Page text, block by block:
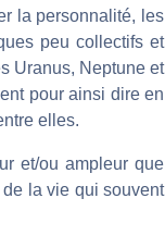
la personnalité, les
peu collectifs et
Uranus, Neptune et
pour ainsi dire en
elles.
et/ou ampleur que
la vie qui souvent